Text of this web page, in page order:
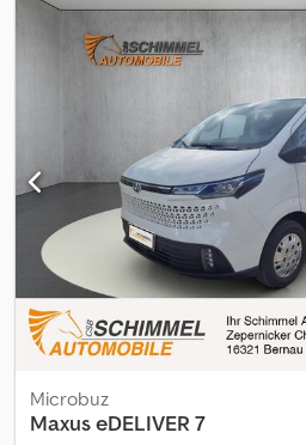
Microbuz
MaxuseDELIVER 7